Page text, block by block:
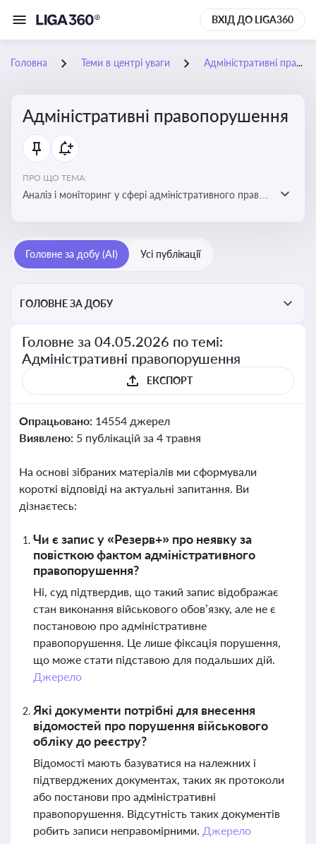
ВХІД ДО LIGA360
Головна Теми в центрі уваги Адміністративні правопорушення
Адміністративні правопорушення
ПРО ЩО ТЕМА:
Аналіз і моніторинг у сфері адміністративного права:
Головне за добу (AI) Усі публікації
ГОЛОВНЕ ЗА ДОБУ
Головне за 04.05.2026 по темі:
Адміністративні правопорушення
ЕКСПОРТ
Опрацьовано: 14554 джерел
Виявлено: 5 публікацій за 4 травня
На основі зібраних матеріалів ми сформували
короткі відповіді на актуальні запитання. Ви
дізнаєтесь:
Чи є запис у «Резерв+» про неявку за
повісткою фактом адміністративного
правопорушення?
Ні, суд підтвердив, що такий запис відображає
стан виконання військового обов’язку, але не є
постановою про адміністративне
правопорушення. Це лише фіксація порушення,
що може стати підставою для подальших дій.
Джерело
Які документи потрібні для внесення
відомостей про порушення військового
обліку до реєстру?
Відомості мають базуватися на належних і
підтверджених документах, таких як протоколи
або постанови про адміністративні
правопорушення. Відсутність таких документів
робить записи неправомірними. Джерело